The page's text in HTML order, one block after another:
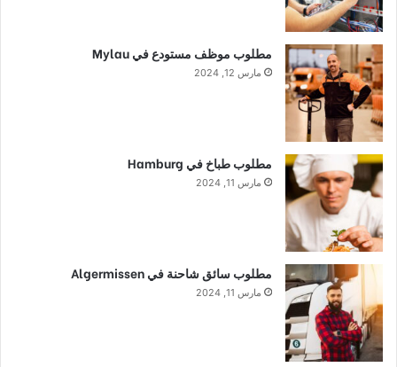
مطلوب موظف مستودع في Mylau
مارس 12, 2024
مطلوب طباخ في Hamburg
مارس 11, 2024
مطلوب سائق شاحنة في Algermissen
مارس 11, 2024